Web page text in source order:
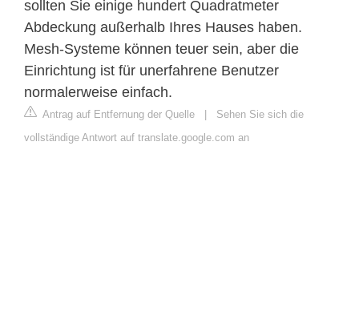
sollten Sie einige hundert Quadratmeter
Abdeckung außerhalb Ihres Hauses haben.
Mesh-Systeme können teuer sein, aber die
Einrichtung ist für unerfahrene Benutzer
normalerweise einfach.
Antrag auf Entfernung der Quelle | Sehen Sie sich die
vollständige Antwort auf translate.google.com an